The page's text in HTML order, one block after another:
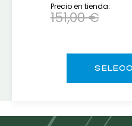
Precio en tienda:
151,00 €